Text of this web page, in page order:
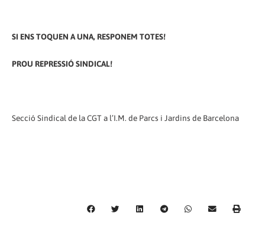
SI ENS TOQUEN A UNA, RESPONEM TOTES!
PROU REPRESSIÓ SINDICAL!
Secció Sindical de la CGT a l’I.M. de Parcs i Jardins de Barcelona